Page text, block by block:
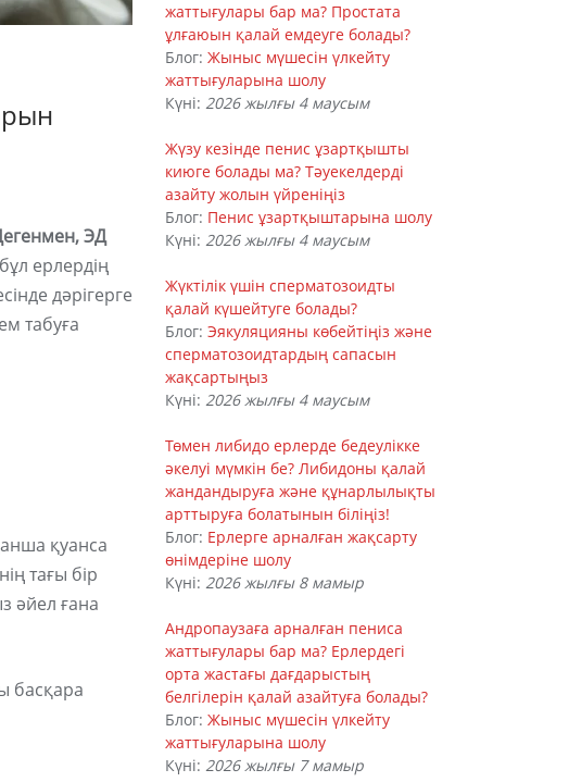
ЭД
ерлердің
дәрігерге
табуға
қуанса
тағы бір
әйел ғана
басқара
жаттығулары бар ма? Простата
ұлғаюын қалай емдеуге болады?
Блог: Жыныс мүшесін үлкейту
жаттығуларына шолу
Күні: 2026 жылғы 4 маусым
Жүзу кезінде пенис ұзартқышты
киюге болады ма? Тәуекелдерді
азайту жолын үйреніңіз
Блог: Пенис ұзартқыштарына шолу
Күні: 2026 жылғы 4 маусым
Жүктілік үшін сперматозоидты
қалай күшейтуге болады?
Блог: Эякуляцияны көбейтіңіз және
сперматозоидтардың сапасын
жақсартыңыз
Күні: 2026 жылғы 4 маусым
Төмен либидо ерлерде бедеулікке
әкелуі мүмкін бе? Либидоны қалай
жандандыруға және құнарлылықты
арттыруға болатынын біліңіз!
Блог: Ерлерге арналған жақсарту
өнімдеріне шолу
Күні: 2026 жылғы 8 мамыр
Андропаузаға арналған пениса
жаттығулары бар ма? Ерлердегі
орта жастағы дағдарыстың
белгілерін қалай азайтуға болады?
Блог: Жыныс мүшесін үлкейту
жаттығуларына шолу
Күні: 2026 жылғы 7 мамыр